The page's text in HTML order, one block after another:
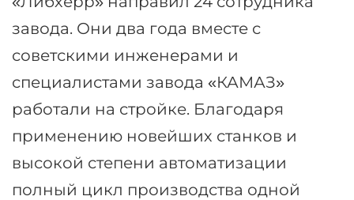
завода. Они два года вместе с
советскими инженерами и
специалистами завода «КАМАЗ»
работали на стройке. Благодаря
применению новейших станков и
высокой степени автоматизации
полный цикл производства одной